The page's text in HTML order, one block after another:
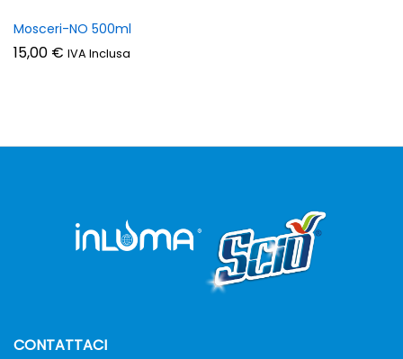
Mosceri-NO 500ml
15,00 € IVA Inclusa
CONTATTACI